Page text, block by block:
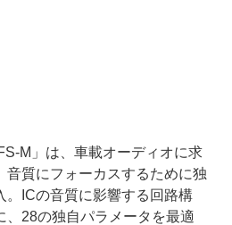
M」は、車載オーディオに求
音質にフォーカスするために独
。ICの音質に影響する回路構
、28の独自パラメータを最適